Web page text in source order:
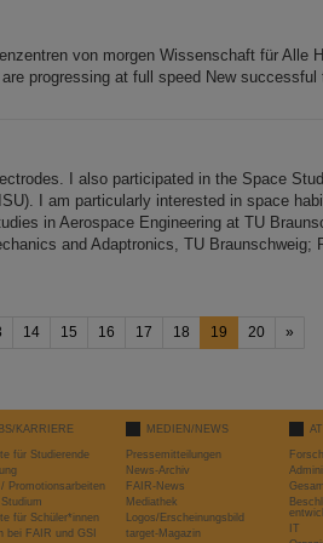
von morgen Wissenschaft für Alle
progressing at full speed New successful
I also participated in the Space
I am particularly interested in space
in Aerospace Engineering at TU
and Adaptronics, TU Braunschweig;
14 15 16 17 18 19 20 »
KARRIERE
für Studierende
Promotionsarbeiten
für Schüler*innen
bei FAIR und GSI
MEDIEN/NEWS
Pressemitteilungen
News-Archiv
FAIR-News
Mediathek
Logos/Erscheinungsbild
target-Magazin
IT